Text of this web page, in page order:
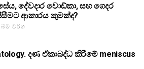
දේවදාර වොඩ්කා, සහ ගෙදර
ආකාරය කුමක්ද?
බීම වර්ග
දණ ඒකාබද්ධ කිරීමේ meniscus